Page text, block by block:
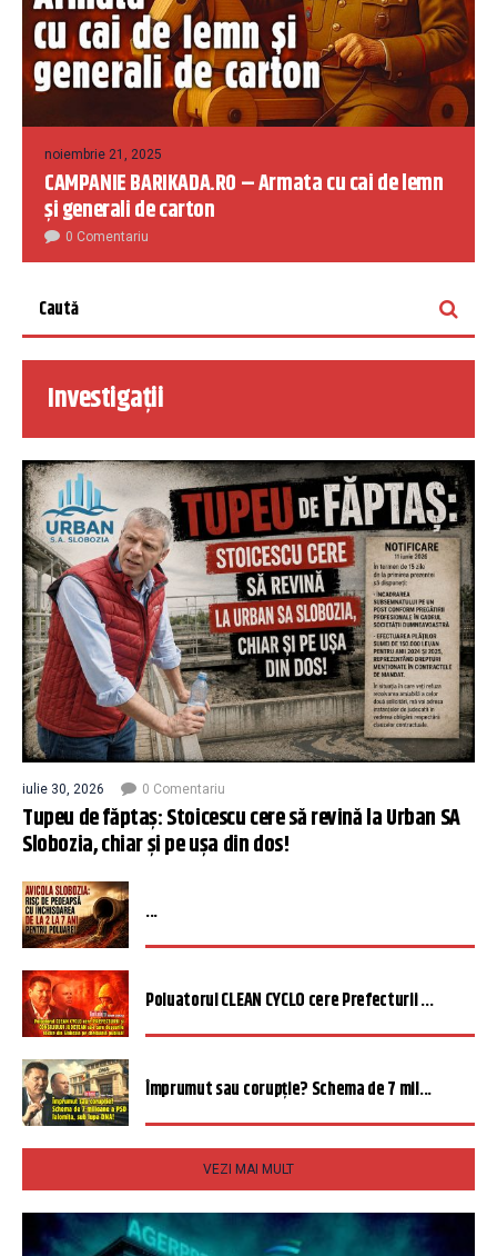
noiembrie 21, 2025
CAMPANIE BARIKADA.RO – Armata cu cai de lemn
și generali de carton
0 Comentariu
Investigații
iulie 30, 2026 0 Comentariu
Tupeu de făptaș: Stoicescu cere să revină la Urban SA
Slobozia, chiar și pe ușa din dos!
...
Poluatorul CLEAN CYCLO cere Prefecturii ...
Împrumut sau corupție? Schema de 7 mil...
VEZI MAI MULT